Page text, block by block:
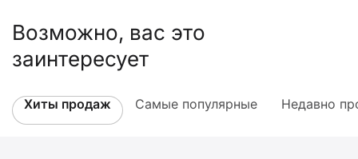
Возможно, вас это
заинтересует
Хиты продаж Самые популярные Недавно